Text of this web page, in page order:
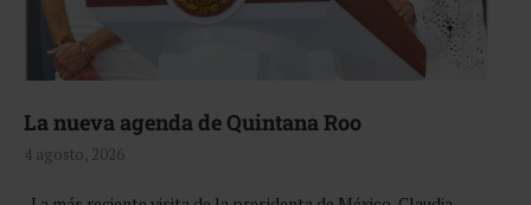
La nueva agenda de Quintana Roo
4 agosto, 2026